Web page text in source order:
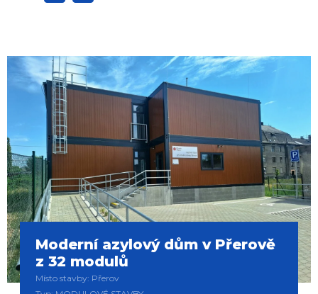
Moderní azylový dům v Přerově
z 32 modulů
Místo stavby: Přerov